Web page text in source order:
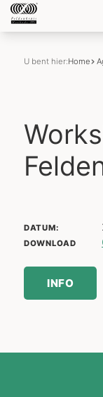
U bent hier:Home
DATUM:
DOWNLOAD
INFO